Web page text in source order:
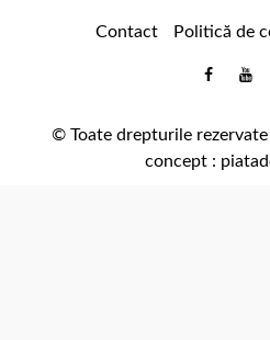
Contact Politică de
Facebook
© Toate drepturile
concept :